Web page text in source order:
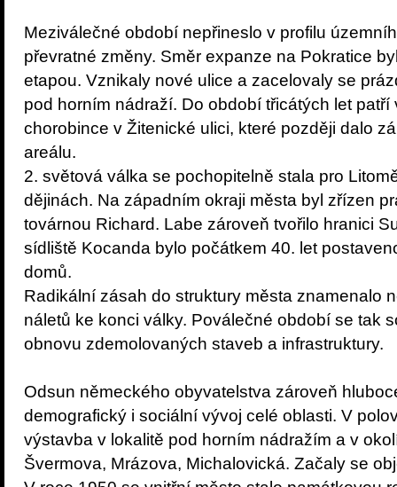
Meziválečné období nepřineslo v profilu
převratné změny. Směr expanze na Pokratice
etapou. Vznikaly nové ulice a zacelovaly se
pod horním nádraží. Do období třicátých let
chorobince v Žitenické ulici, které později dalo
areálu.
2. světová válka se pochopitelně stala pro
dějinách. Na západním okraji města byl zřízen
továrnou Richard. Labe zároveň tvořilo hranici
sídliště Kocanda bylo počátkem 40. let
domů.
Radikální zásah do struktury města znamenalo
náletů ke konci války. Poválečné období se tak
obnovu zdemolovaných staveb a infrastruktury.
Odsun německého obyvatelstva zároveň
demografický i sociální vývoj celé oblasti. V
výstavba v lokalitě pod horním nádražím a v
Švermova, Mrázova, Michalovická. Začaly se